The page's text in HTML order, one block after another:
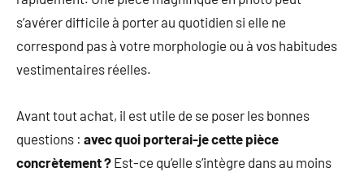
s’avérer difficile à porter au quotidien si elle ne
correspond pas à votre morphologie ou à vos habitudes
vestimentaires réelles.
Avant tout achat, il est utile de se poser les bonnes
questions : avec quoi porterai-je cette pièce
concrètement ? Est-ce qu’elle s’intègre dans au moins